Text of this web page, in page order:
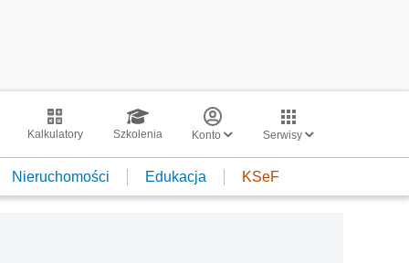
Kalkulatory Szkolenia Konto Serwisy
Nieruchomości Edukacja KSeF